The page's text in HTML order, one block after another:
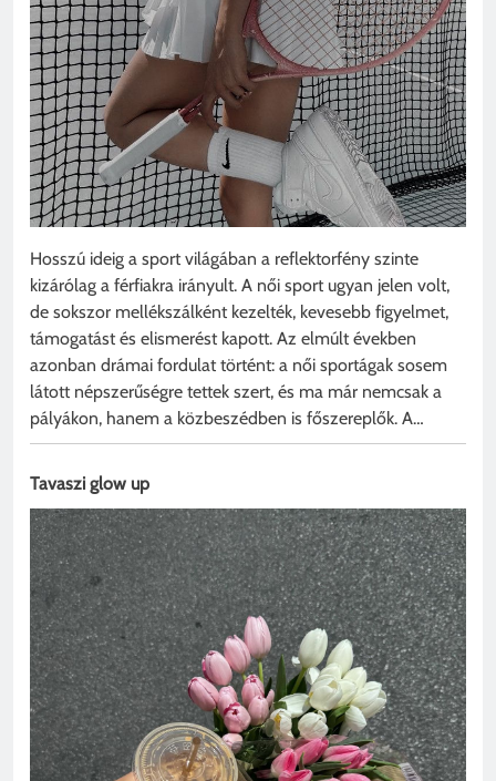
Hosszú ideig a sport világában a reflektorfény szinte
kizárólag a férfiakra irányult. A női sport ugyan jelen volt,
de sokszor mellékszálként kezelték, kevesebb figyelmet,
támogatást és elismerést kapott. Az elmúlt években
azonban drámai fordulat történt: a női sportágak sosem
látott népszerűségre tettek szert, és ma már nemcsak a
pályákon, hanem a közbeszédben is főszereplők. A…
Tavaszi glow up